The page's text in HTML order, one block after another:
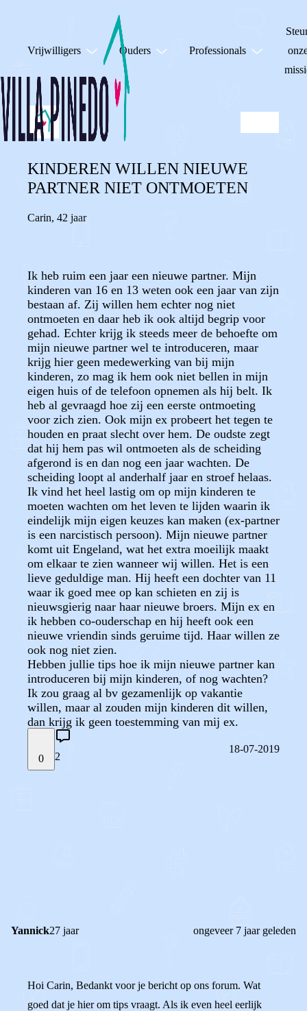
Vrijwilligers Ouders Professionals
KINDEREN WILLEN NIEUWE
PARTNER NIET ONTMOETEN
Carin, 42 jaar
Ik heb ruim een jaar een nieuwe partner. Mijn
kinderen van 16 en 13 weten ook een jaar van zijn
bestaan af. Zij willen hem echter nog niet
ontmoeten en daar heb ik ook altijd begrip voor
gehad. Echter krijg ik steeds meer de behoefte om
mijn nieuwe partner wel te introduceren, maar
krijg hier geen medewerking van bij mijn
kinderen, zo mag ik hem ook niet bellen in mijn
eigen huis of de telefoon opnemen als hij belt. Ik
heb al gevraagd hoe zij een eerste ontmoeting
voor zich zien. Ook mijn ex probeert het tegen te
houden en praat slecht over hem. De oudste zegt
dat hij hem pas wil ontmoeten als de scheiding
afgerond is en dan nog een jaar wachten. De
scheiding loopt al anderhalf jaar en stroef helaas.
Ik vind het heel lastig om op mijn kinderen te
moeten wachten om het leven te lijden waarin ik
eindelijk mijn eigen keuzes kan maken (ex-partner
is een narcistisch persoon). Mijn nieuwe partner
komt uit Engeland, wat het extra moeilijk maakt
om elkaar te zien wanneer wij willen. Het is een
lieve geduldige man. Hij heeft een dochter van 11
waar ik goed mee op kan schieten en zij is
nieuwsgierig naar haar nieuwe broers. Mijn ex en
ik hebben co-ouderschap en hij heeft ook een
nieuwe vriendin sinds geruime tijd. Haar willen ze
ook nog niet zien.
Hebben jullie tips hoe ik mijn nieuwe partner kan
introduceren bij mijn kinderen, of nog wachten?
Ik zou graag al bv gezamenlijk op vakantie
willen, maar al zouden mijn kinderen dit willen,
dan krijg ik geen toestemming van mij ex.
0 2
18-07-2019
Yannick27 jaar ongeveer 7 jaar geleden
Hoi Carin, Bedankt voor je bericht op ons forum. Wat
goed dat je hier om tips vraagt. Als ik even heel eerlijk